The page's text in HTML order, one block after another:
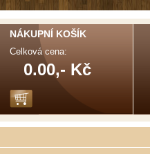
NÁKUPNÍ KOŠÍK
Celková cena:
0.00,- Kč